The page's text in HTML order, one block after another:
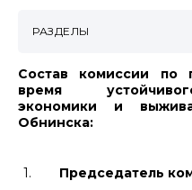
Состав комиссии по
время
экономики и
Обнинска:
1. Председатель
РАЗДЕЛЫ